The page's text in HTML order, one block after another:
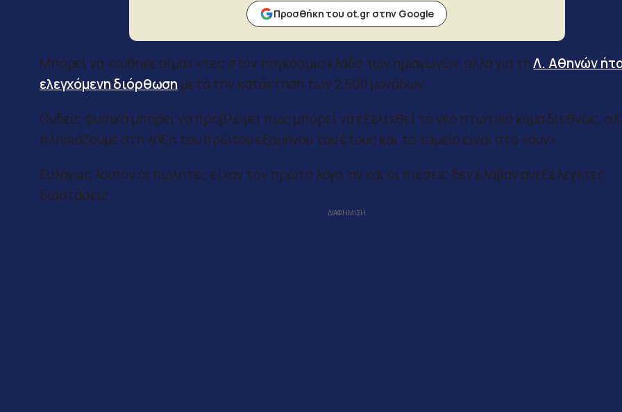
Προσθήκη του ot.gr στην Google
Μπορεί να «χύθηκε αίμα» χτες στον παγκόσμιο κλάδο των ημιαγωγών, αλλά για τηΛ. Αθηνών
ελεγχόμενη διόρθωση μετά την κατάκτηση των 2.500 μονάδων.
Ουδείς φυσικά μπορεί να προβλέψει πως μπορεί να εξελιχθεί το νέο πτωτικό κύμα διεθνώς,
πλησιάζουμε στη λήξη του πρώτου εξαμήνου του έτους και το ταμείο είναι στο «συν».
Ευλόγως λοιπόν οι πωλητές είχαν τον πρώτο λόγο, αν και οι πιέσεις δεν έλαβαν ανεξέλεγκτες
διαστάσεις.